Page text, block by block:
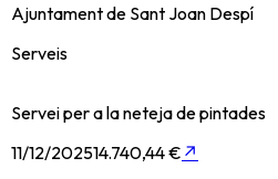
Ajuntament de Sant Joan Despí
Serveis
Servei per a la neteja de pintades
11/12/202514.740,44 € ↗